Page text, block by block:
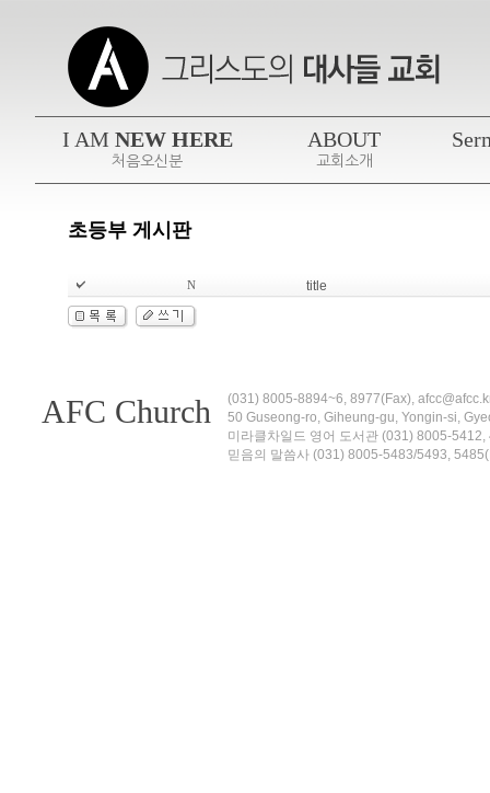
I AM NEW HERE
처음오신분
ABOUT
교회소개
초등부 게시판
N title
AFC Church
(031) 8005-8894~6, 8977(Fax),
50 Guseong-ro, Giheung-gu, Yongin-si,
미라클차일드 영어 도서관 (031) 8005-
믿음의 말씀사 (031) 8005-5483/5493,